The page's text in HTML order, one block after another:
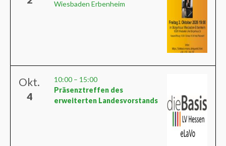
Wiesbaden Erbenheim
Okt.
4
10:00 – 15:00
Präsenztreffen des
erweiterten Landesvorstands